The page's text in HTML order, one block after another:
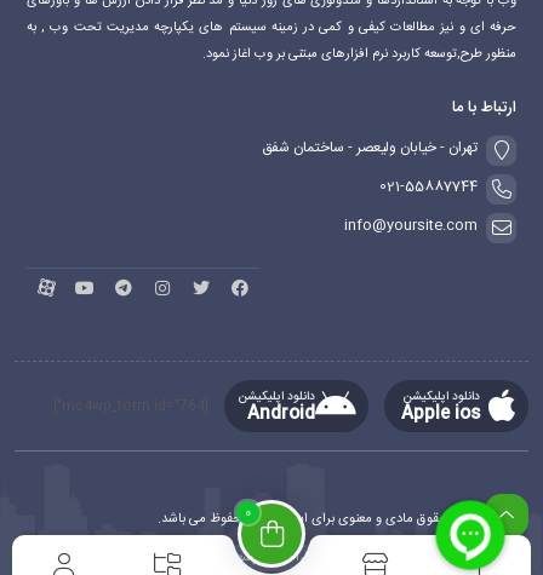
0
حرفه ای و نیز مطالعات کیفی و کمی در زمینه سیستم های یکپارچه مدیریت تحت وب , به
منظور طرح,توسعه کاربرد نرم افزارهای مبتنی بر وب اغاز نمود.
ارتباط با ما
تهران - خیابان ولیعصر - ساختمان شفق
021-55887744
info@yoursite.com
دانلود اپلیکیشن
Apple ios
دانلود اپلیکیشن
Android
کلیه حقوق مادی و معنوی برای این سایت محفوظ می باشد.
طراحی و توسعه
ماهدیس وب